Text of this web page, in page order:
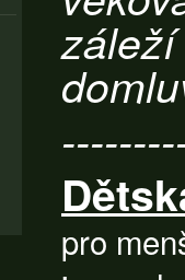
pro